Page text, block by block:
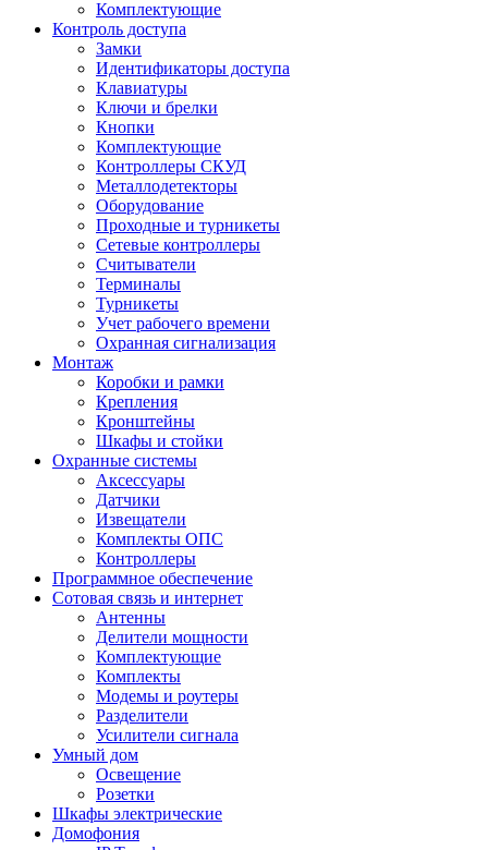
Комплектующие
Контроль доступа
Замки
Идентификаторы доступа
Клавиатуры
Ключи и брелки
Кнопки
Комплектующие
Контроллеры СКУД
Металлодетекторы
Оборудование
Проходные и турникеты
Сетевые контроллеры
Считыватели
Терминалы
Турникеты
Учет рабочего времени
Охранная сигнализация
Монтаж
Коробки и рамки
Крепления
Кронштейны
Шкафы и стойки
Охранные системы
Аксессуары
Датчики
Извещатели
Комплекты ОПС
Контроллеры
Программное обеспечение
Сотовая связь и интернет
Антенны
Делители мощности
Комплектующие
Комплекты
Модемы и роутеры
Разделители
Усилители сигнала
Умный дом
Освещение
Розетки
Шкафы электрические
Домофония